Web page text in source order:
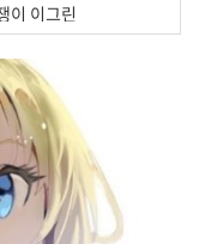
이 이그린